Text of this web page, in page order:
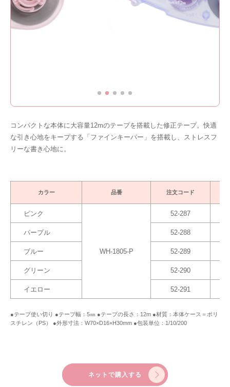
コンパクトな本体に大容量12mのテープを搭載した修正テープ。快適
な引き心地をキープする「ファインキーパー」を搭載し、ストレスフ
リーな書き心地に。
カラー 品番 注文コード
ピンク
WH-1805-P
52-287
パープル 52-288
ブルー 52-289
グリーン 52-290
イエロー 52-291
●テープ使い切り ●テープ幅：5㎜ ●テープの長さ：12m ●材質：本体ケース＝ポリ
スチレン（PS） ●外形寸法：W70×D16×H30mm ●包装単位：1/10/200
ネットで購入する